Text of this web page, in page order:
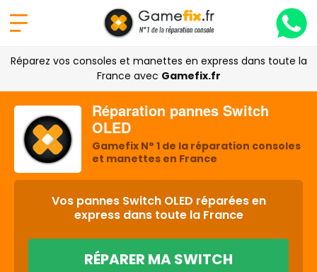
Réparez vos consoles et manettes en express dans toute la
France avec Gamefix.fr
Réparation pannes Switch
OLED
Gamefix N° 1 de la réparation consoles
et manettes en France
Vos pannes Switch OLED réparées en
express dans toute la France
RÉPARER MA SWITCH